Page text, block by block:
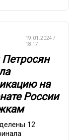
19.01.2024 /
18:17
на
России
12